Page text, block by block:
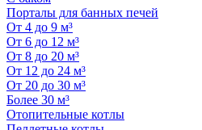
Порталы для банных печей
От 4 до 9 м³
От 6 до 12 м³
От 8 до 20 м³
От 12 до 24 м³
От 20 до 30 м³
Более 30 м³
Отопительные котлы